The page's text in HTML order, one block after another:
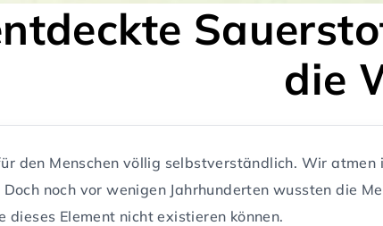
die
den Menschen völlig selbstverständlich. Wir
Doch noch vor wenigen Jahrhunderten wussten die
dieses Element nicht existieren können.